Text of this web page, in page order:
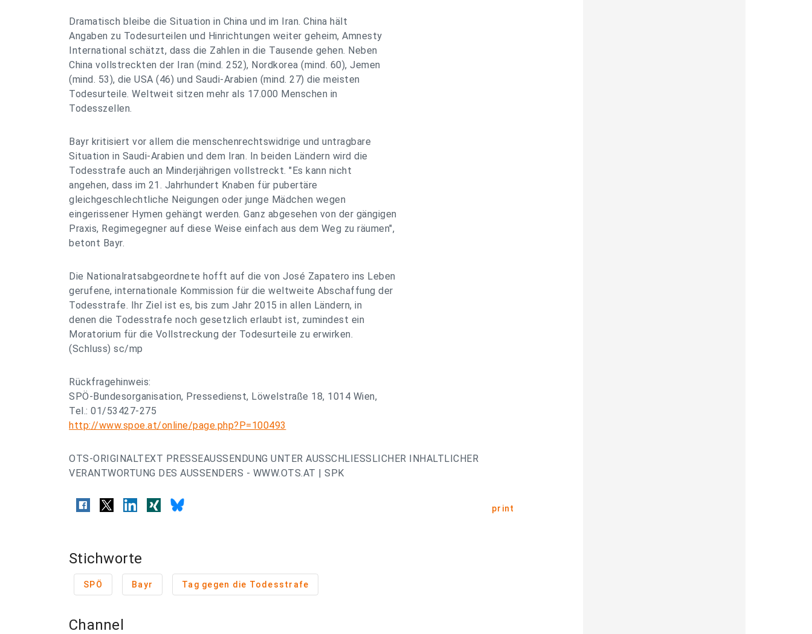
Dramatisch bleibe die Situation in China und im Iran. China hält
Angaben zu Todesurteilen und Hinrichtungen weiter geheim, Amnesty
International schätzt, dass die Zahlen in die Tausende gehen. Neben
China vollstreckten der Iran (mind. 252), Nordkorea (mind. 60), Jemen
(mind. 53), die USA (46) und Saudi-Arabien (mind. 27) die meisten
Todesurteile. Weltweit sitzen mehr als 17.000 Menschen in
Todesszellen.
Bayr kritisiert vor allem die menschenrechtswidrige und untragbare
Situation in Saudi-Arabien und dem Iran. In beiden Ländern wird die
Todesstrafe auch an Minderjährigen vollstreckt. "Es kann nicht
angehen, dass im 21. Jahrhundert Knaben für pubertäre
gleichgeschlechtliche Neigungen oder junge Mädchen wegen
eingerissener Hymen gehängt werden. Ganz abgesehen von der gängigen
Praxis, Regimegegner auf diese Weise einfach aus dem Weg zu räumen",
betont Bayr.
Die Nationalratsabgeordnete hofft auf die von José Zapatero ins Leben
gerufene, internationale Kommission für die weltweite Abschaffung der
Todesstrafe. Ihr Ziel ist es, bis zum Jahr 2015 in allen Ländern, in
denen die Todesstrafe noch gesetzlich erlaubt ist, zumindest ein
Moratorium für die Vollstreckung der Todesurteile zu erwirken.
(Schluss) sc/mp
Rückfragehinweis:
SPÖ-Bundesorganisation, Pressedienst, Löwelstraße 18, 1014 Wien,
Tel.: 01/53427-275
http://www.spoe.at/online/page.php?P=100493
OTS-ORIGINALTEXT PRESSEAUSSENDUNG UNTER AUSSCHLIESSLICHER INHALTLICHER
VERANTWORTUNG DES AUSSENDERS - WWW.OTS.AT | SPK
print
Stichworte
SPÖ Bayr Tag gegen die Todesstrafe
Channel